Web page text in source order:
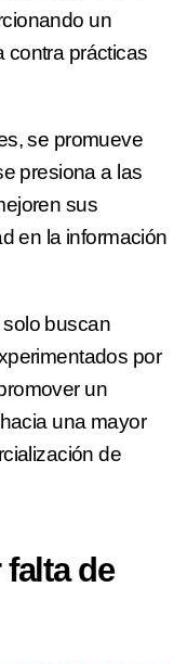
un
contra prácticas
se promueve
presiona a las
sus
en la información
buscan
por
un
una mayor
de
de